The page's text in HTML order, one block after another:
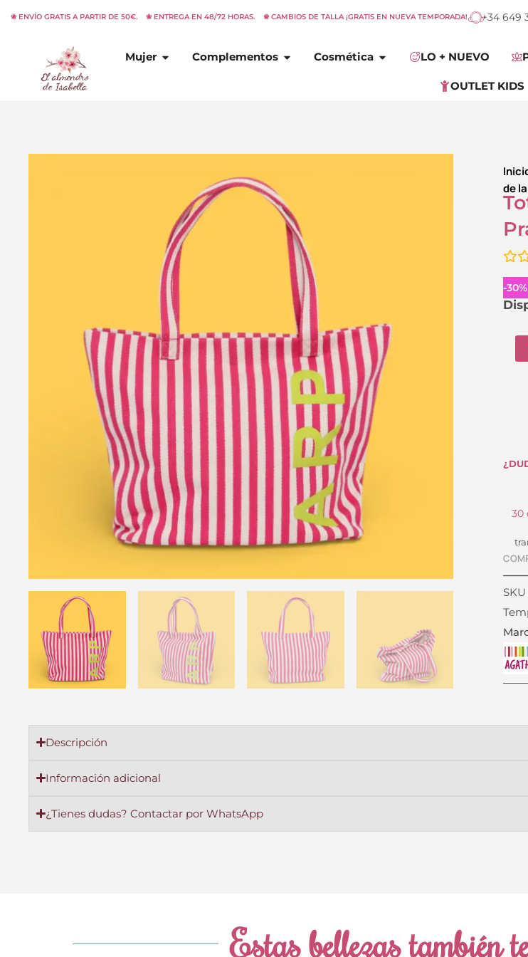
❀ ENVÍO GRATIS A PARTIR DE 50€. ❀ ENTREGA EN 48/72 HORAS. ❀ CAMBIOS DE TALLA ¡GRATIS EN NUEVA TEMPORADA! +34 649
Mujer Abrir Mujer
Complementos Abrir Complementos
Cosmética Abrir Cosmética
LO + NUEVO
OUTLET KIDS
de
-30%
Tote
la
30
SKU
Descripción
Información adicional
¿Tienes dudas? Contactar por WhatsApp
Estas bellezas también